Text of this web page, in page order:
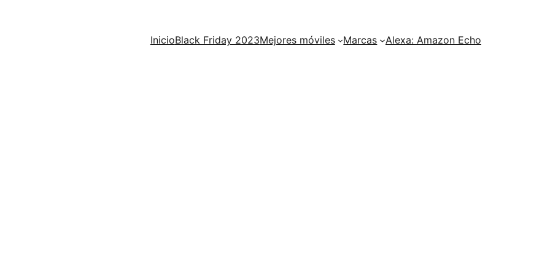
InicioBlack Friday 2023Mejores móviles Marcas Alexa: Amazon Echo